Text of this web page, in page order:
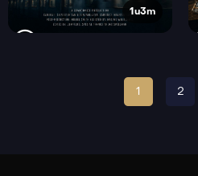
1u3m
1 2